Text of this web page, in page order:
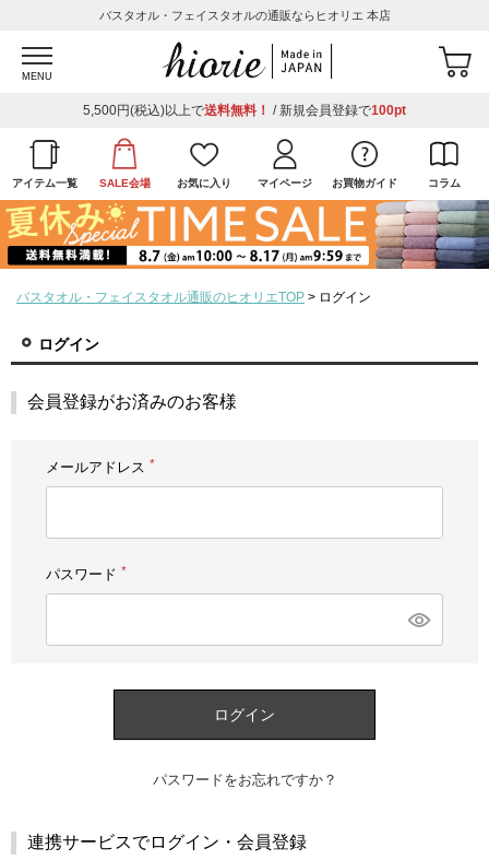
バスタオル・フェイスタオルの通販ならヒオリエ 本店
MENU
5,500円(税込)以上で送料無料！ / 新規会員登録で100pt
アイテム一覧 SALE会場 お気に入り マイページ お買物ガイド コラム
バスタオル・フェイスタオル通販のヒオリエTOP ログイン
ログイン
会員登録がお済みのお客様
メールアドレス
パスワード
ログイン
パスワードをお忘れですか？
連携サービスでログイン・会員登録